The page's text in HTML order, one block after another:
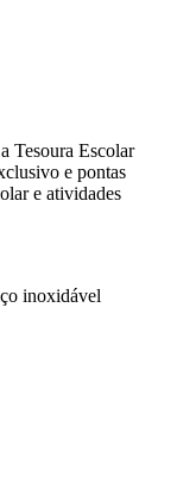
Tesoura Escolar
e pontas
e atividades
inoxidável